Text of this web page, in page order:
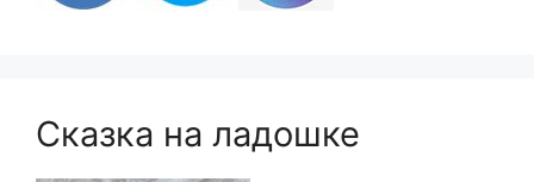
Сказка на ладошке